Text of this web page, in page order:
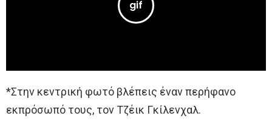
*Στην κεντρική φωτό βλέπεις έναν περήφανο
εκπρόσωπό τους, τον Τζέικ Γκίλενχαλ.